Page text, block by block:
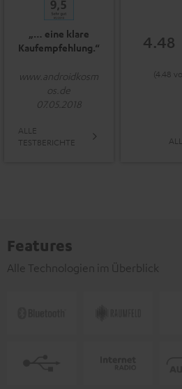
„… eine klare
Kaufempfehlung.“
www.androidkosm
os.de
07.05.2018
ALLE
TESTBERICHTE
4.48
(4.48
Features
Alle Technologien im Überblick